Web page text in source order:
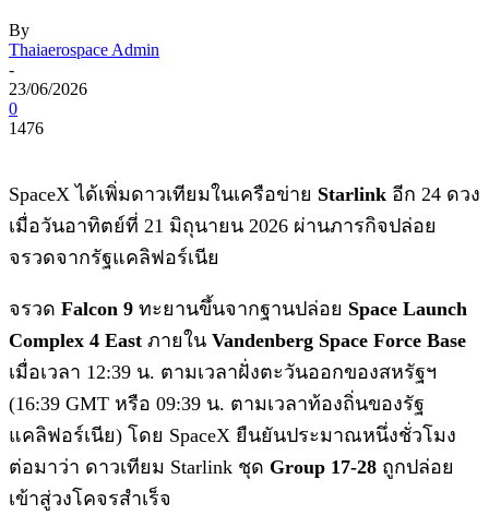
By
Thaiaerospace Admin
-
23/06/2026
0
1476
SpaceX ได้เพิ่มดาวเทียมในเครือข่าย Starlink อีก 24 ดวง
เมื่อวันอาทิตย์ที่ 21 มิถุนายน 2026 ผ่านภารกิจปล่อย
จรวดจากรัฐแคลิฟอร์เนีย
จรวด Falcon 9 ทะยานขึ้นจากฐานปล่อย Space Launch
Complex 4 East ภายใน Vandenberg Space Force Base
เมื่อเวลา 12:39 น. ตามเวลาฝั่งตะวันออกของสหรัฐฯ
(16:39 GMT หรือ 09:39 น. ตามเวลาท้องถิ่นของรัฐ
แคลิฟอร์เนีย) โดย SpaceX ยืนยันประมาณหนึ่งชั่วโมง
ต่อมาว่า ดาวเทียม Starlink ชุด Group 17-28 ถูกปล่อย
เข้าสู่วงโคจรสำเร็จ